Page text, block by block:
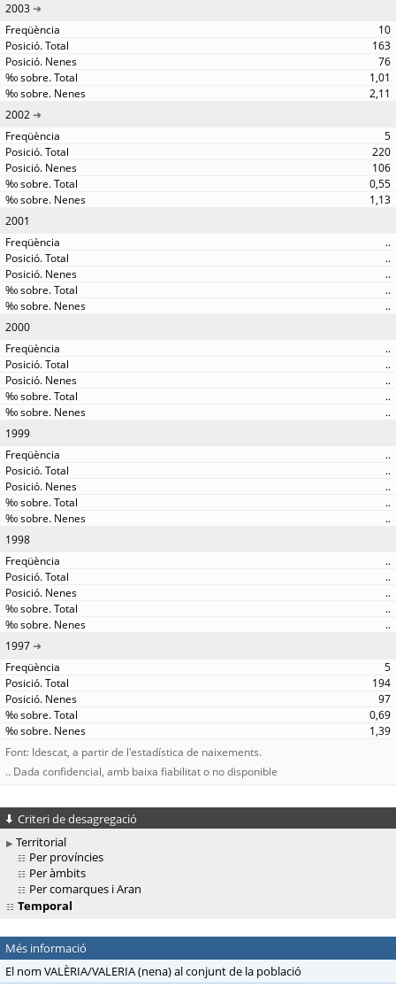
2003
10
163
76
1,01
2,11
2002
5
220
106
0,55
1,13
2001
..
..
..
..
..
2000
..
..
..
..
..
1999
..
..
..
..
..
1998
..
..
..
..
..
1997
5
194
97
0,69
1,39
Font: Idescat, a partir de l'estadística de naixements.
.. Dada confidencial, amb baixa fiabilitat o no disponible
Criteri de desagregació
Territorial
Per províncies
Per àmbits
Per comarques i Aran
Temporal
Més informació
El nom VALÈRIA/VALERIA (nena) al conjunt de la població